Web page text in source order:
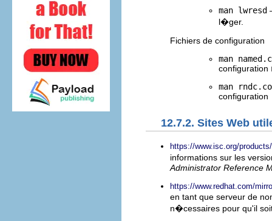
man lwresd
l�ger.
Fichiers de configuration
man
configuration
man
configuration
12.7.2. Sites Web
https://www.isc.org/
informations sur les
Administrator Reference
https://www.redhat.com/
en tant que serveur de
n�cessaires pour qu'il